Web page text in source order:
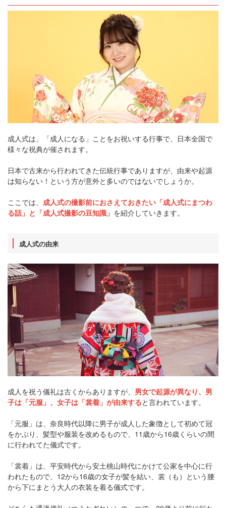
成人式は、「成人になる」ことをお祝いする行事で、日本全国で
様々な祝典が催されます。
日本で古来から行われてきた伝統行事でありますが、由来や起源
は知らない！という方が意外と多いのではないでしょうか。
ここでは、 成人式の撮影前におさえておきたい「成人式にまつわ
る話」と「成人式撮影の豆知識」 を紹介していきます。
成人式の由来
成人を祝う儀礼は古くからありますが、 男女で起源が異なり、男
子は「元服」、女子は「裳着」が由来すると言われています。
「元服」は、奈良時代以降に男子が成人した象徴として初めて冠
をかぶり、髪型や服装を改めるもので、11歳から16歳くらいの間
に行われてた儀式です。
「裳着」は、平安時代から安土桃山時代にかけて公家を中心に行
われたもので、12から16歳の女子が髪を結い、裳（も）という腰
から下にまとう大人の衣装を着る儀式です。